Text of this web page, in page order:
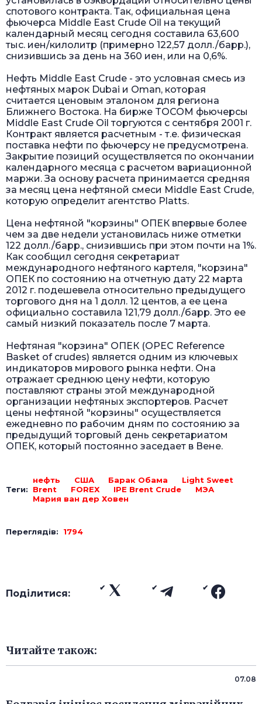
спотового контракта. Так, официальная цена
фьючерса Middle East Crude Oil на текущий
календарный месяц сегодня составила 63,600
тыс. иен/килолитр (примерно 122,57 долл./барр.),
снизившись за день на 360 иен, или на 0,6%.
Нефть Middle East Crude - это условная смесь из
нефтяных марок Dubai и Oman, которая
считается ценовым эталоном для региона
Ближнего Востока. На бирже TOCOM фьючерсы
Middle East Crude Oil торгуются с сентября 2001 г.
Контракт является расчетным - т.е. физическая
поставка нефти по фьючерсу не предусмотрена.
Закрытие позиций осуществляется по окончании
календарного месяца с расчетом вариационной
маржи. За основу расчета принимается средняя
за месяц цена нефтяной смеси Middle East Crude,
которую определит агентство Platts.
Цена нефтяной "корзины" ОПЕК впервые более
чем за две недели установилась ниже отметки
122 долл./барр., снизившись при этом почти на 1%.
Как сообщил сегодня секретариат
международного нефтяного картеля, "корзина"
ОПЕК по состоянию на отчетную дату 22 марта
2012 г. подешевела относительно предыдущего
торгового дня на 1 долл. 12 центов, а ее цена
официально составила 121,79 долл./барр. Это ее
самый низкий показатель после 7 марта.
Нефтяная "корзина" ОПЕК (OPEC Reference
Basket of crudes) является одним из ключевых
индикаторов мирового рынка нефти. Она
отражает среднюю цену нефти, которую
поставляют страны этой международной
организации нефтяных экспортеров. Расчет
цены нефтяной "корзины" осуществляется
ежедневно по рабочим дням по состоянию за
предыдущий торговый день секретариатом
ОПЕК, который постоянно заседает в Вене.
Теги:
нефть США Барак Обама
Light Sweet
Brent
FOREX IPE Brent Crude
МЭА
Мария ван дер Ховен
Переглядів: 1794
Поділитися:
Читайте також:
07.08